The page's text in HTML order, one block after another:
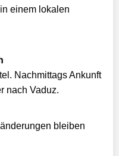
einem lokalen
Nachmittags Ankunft
nach Vaduz.
bleiben